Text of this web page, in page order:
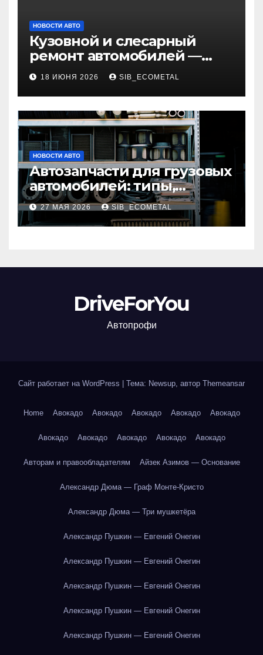
НОВОСТИ АВТО
Кузовной и слесарный
ремонт автомобилей —
наличие оригинальных
запчастей и типичные
сроки выполнения работ
18 ИЮНЯ 2026 SIB_ECOMETAL
НОВОСТИ АВТО
Автозапчасти для грузовых
автомобилей: типы,
совместимость и критерии
подбора
27 МАЯ 2026 SIB_ECOMETAL
DriveForYou
Автопрофи
Сайт работает на WordPress Тема: Newsup, автор Themeansar
Home Авокадо Авокадо Авокадо Авокадо Авокадо
Авокадо Авокадо Авокадо Авокадо Авокадо
Авторам и правообладателям Айзек Азимов — Основание
Александр Дюма — Граф Монте-Кристо
Александр Дюма — Три мушкетёра
Александр Пушкин — Евгений Онегин
Александр Пушкин — Евгений Онегин
Александр Пушкин — Евгений Онегин
Александр Пушкин — Евгений Онегин
Александр Пушкин — Евгений Онегин